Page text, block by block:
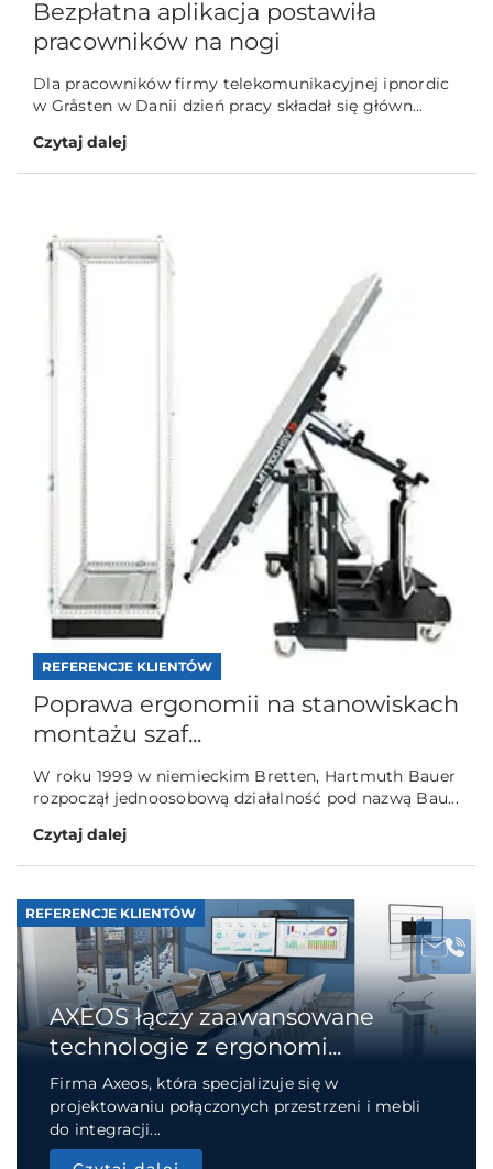
Bezpłatna aplikacja postawiła
pracowników na nogi
Dla pracowników firmy telekomunikacyjnej ipnordic
w Gråsten w Danii dzień pracy składał się główn...
Czytaj dalej
REFERENCJE KLIENTÓW
Poprawa ergonomii na stanowiskach
montażu szaf...
W roku 1999 w niemieckim Bretten, Hartmuth Bauer
rozpoczął jednoosobową działalność pod nazwą Bau...
Czytaj dalej
REFERENCJE KLIENTÓW
AXEOS łączy zaawansowane
technologie z ergonomi...
Firma Axeos, która specjalizuje się w
projektowaniu połączonych przestrzeni i mebli
do integracji...